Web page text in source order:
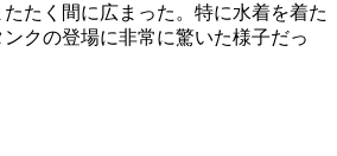
たく間に広まった。特に水着を着た
クの登場に非常に驚いた様子だっ